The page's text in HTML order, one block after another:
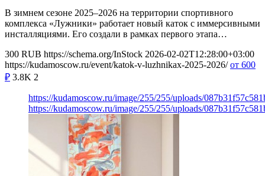
В зимнем сезоне 2025–2026 на территории спортивного
комплекса «Лужники» работает новый каток с иммерсивными
инсталляциями. Его создали в рамках первого этапа…
300 RUB https://schema.org/InStock 2026-02-02T12:28:00+03:00
https://kudamoscow.ru/event/katok-v-luzhnikax-2025-2026/ от 600
₽ 3.8K 2
https://kudamoscow.ru/image/255/255/uploads/
https://kudamoscow.ru/image/255/255/uploads/